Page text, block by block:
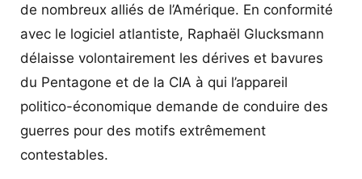
de nombreux alliés de l’Amérique. En conformité
avec le logiciel atlantiste, Raphaël Glucksmann
délaisse volontairement les dérives et bavures
du Pentagone et de la CIA à qui l’appareil
politico-économique demande de conduire des
guerres pour des motifs extrêmement
contestables.